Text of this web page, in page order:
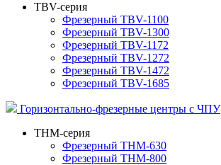
TBV-серия
Фрезерный TBV-1100
Фрезерный TBV-1300
Фрезерный TBV-1172
Фрезерный TBV-1272
Фрезерный TBV-1472
Фрезерный TBV-1685
Горизонтально-фрезерные центры с ЧПУ
THM-серия
Фрезерный THM-630
Фрезерный THM-800